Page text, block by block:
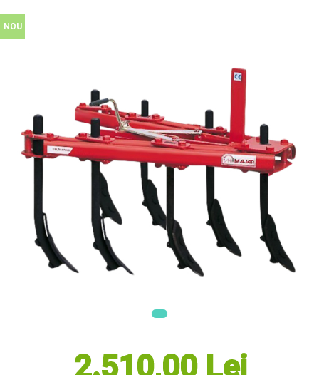
Fierastraie telescopice
Topoare
Suflante
Aspirator pentru frunze
Compostoare
Tocator resturi vegetale
Scarificatoare
Gama Gazon
Tăvălugi pentru gazon
Utilaje Agricole
NOU
2.510,00 Lei